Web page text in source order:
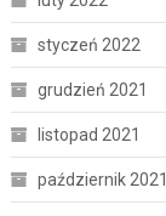
styczeń 2022
grudzień 2021
listopad 2021
październik 2021